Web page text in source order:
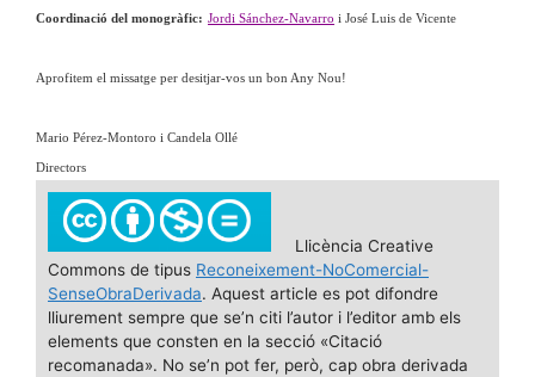
Coordinació del monogràfic: Jordi Sánchez-Navarro i José Luis de Vicente
Aprofitem el missatge per desitjar-vos un bon Any Nou!
Mario Pérez-Montoro i Candela Ollé
Directors
Llicència Creative
Commons de tipus Reconeixement-NoComercial-
SenseObraDerivada. Aquest article es pot difondre
lliurement sempre que se’n citi l’autor i l’editor amb els
elements que consten en la secció «Citació
recomanada». No se’n pot fer, però, cap obra derivada